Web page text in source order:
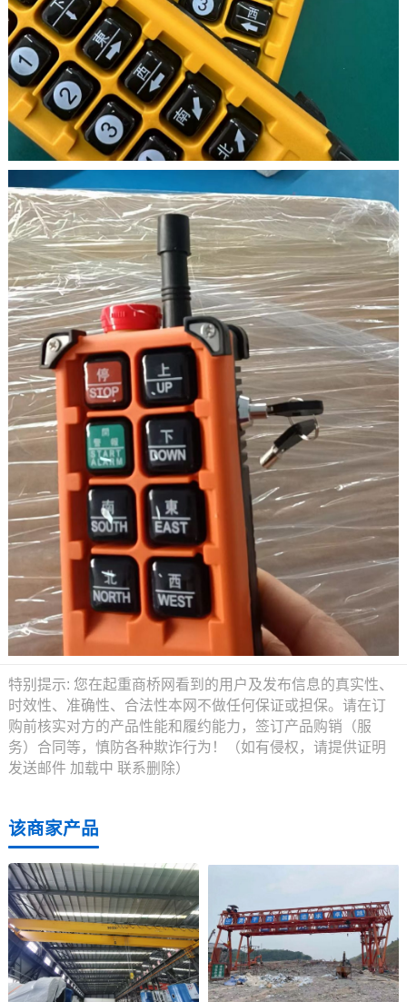
特别提示: 您在起重商桥网看到的用户及发布信息的真实性、
时效性、准确性、合法性本网不做任何保证或担保。请在订
购前核实对方的产品性能和履约能力，签订产品购销（服
务）合同等，慎防各种欺诈行为！（如有侵权，请提供证明
发送邮件 加载中 联系删除）
该商家产品